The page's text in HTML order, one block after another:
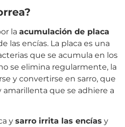
la acumulación de placa
las encías. La placa es una
que se acumula en los
se elimina regularmente, la
y convertirse en sarro, que
amarillenta que se adhiere a
y sarro irrita las encías y